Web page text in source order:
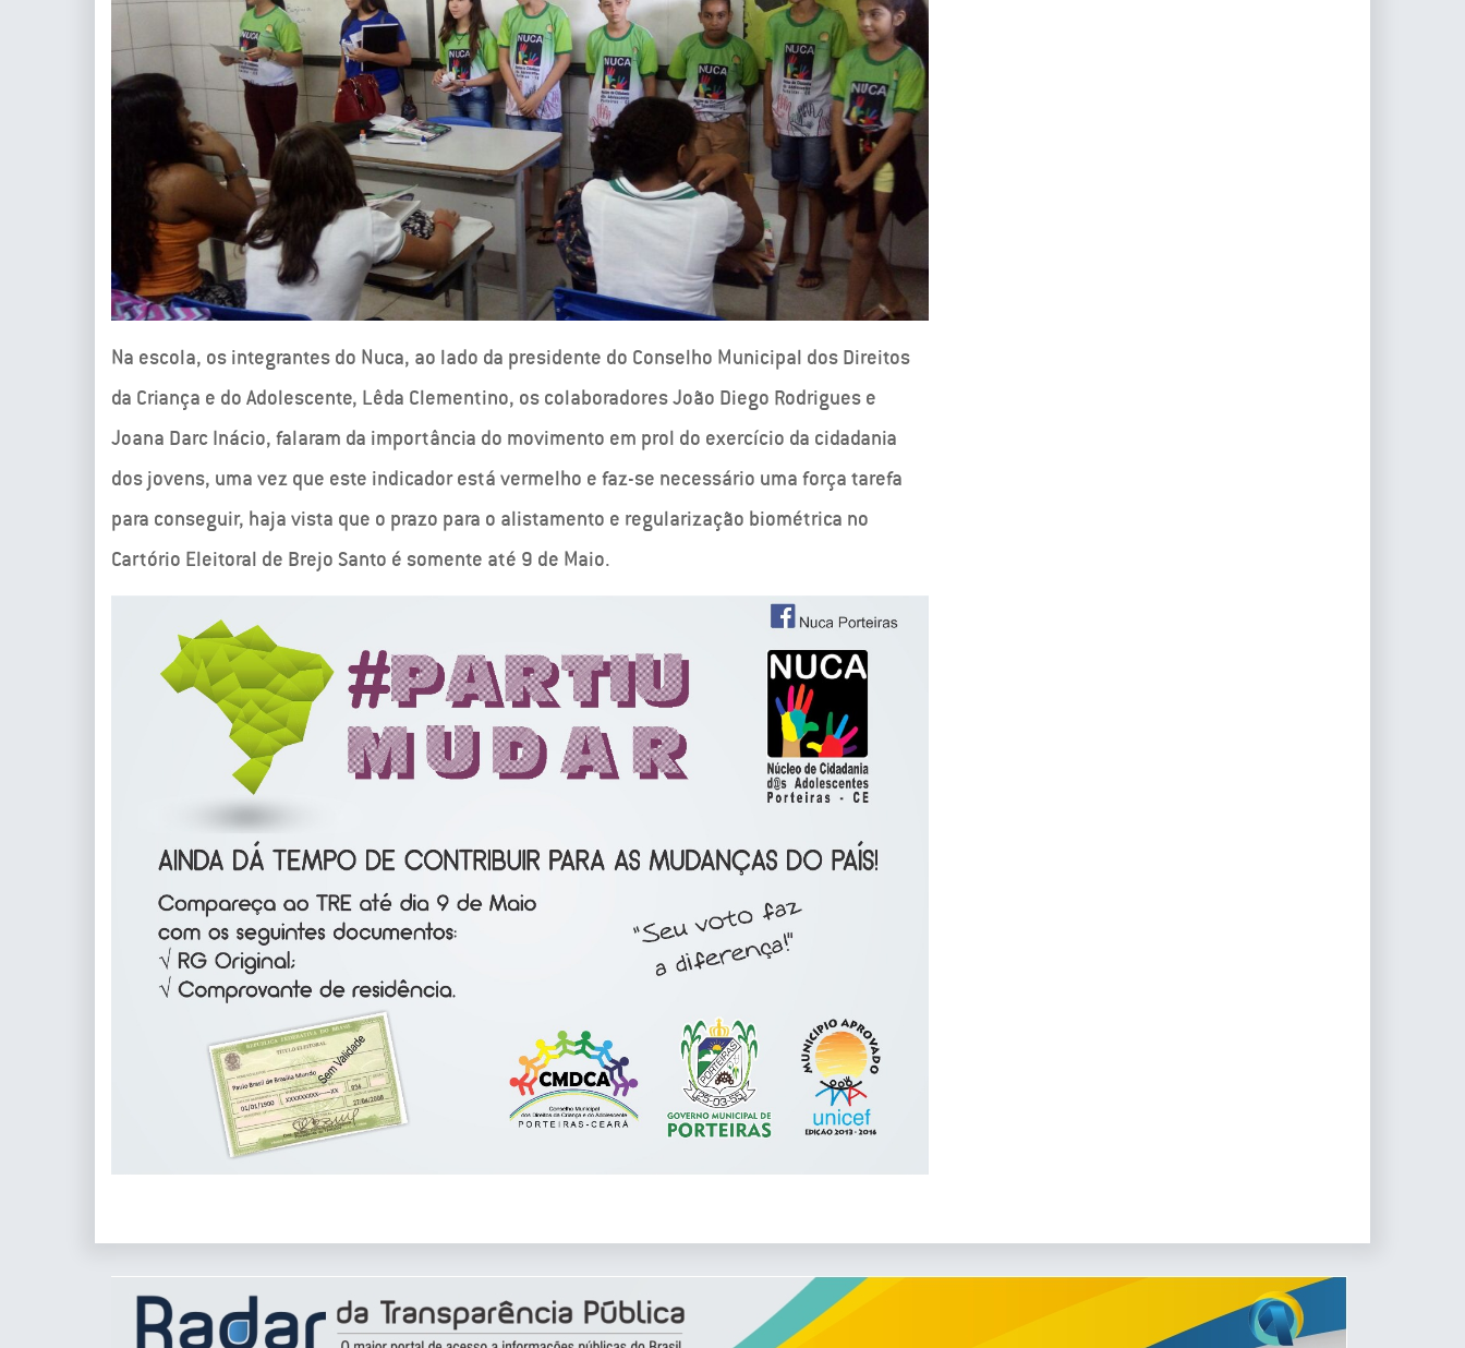
Na escola, os integrantes do Nuca, ao lado da presidente do Conselho Municipal dos Direitos
da Criança e do Adolescente, Lêda Clementino, os colaboradores João Diego Rodrigues e
Joana Darc Inácio, falaram da importância do movimento em prol do exercício da cidadania
dos jovens, uma vez que este indicador está vermelho e faz-se necessário uma força tarefa
para conseguir, haja vista que o prazo para o alistamento e regularização biométrica no
Cartório Eleitoral de Brejo Santo é somente até 9 de Maio.